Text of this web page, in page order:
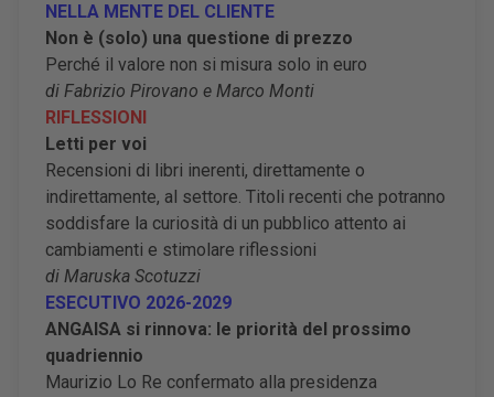
NELLA MENTE DEL CLIENTE
Non è (solo) una questione di prezzo
Perché il valore non si misura solo in euro
di Fabrizio Pirovano e Marco Monti
RIFLESSIONI
Letti per voi
Recensioni di libri inerenti, direttamente o
indirettamente, al settore. Titoli recenti che potranno
soddisfare la curiosità di un pubblico attento ai
cambiamenti e stimolare riflessioni
di Maruska Scotuzzi
ESECUTIVO 2026-2029
ANGAISA si rinnova: le priorità del prossimo
quadriennio
Maurizio Lo Re confermato alla presidenza